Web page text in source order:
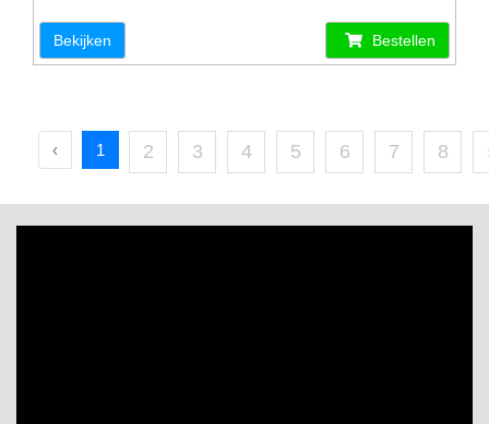
Bekijken Bestellen
‹ 1 2 3 4 5 6 7 8